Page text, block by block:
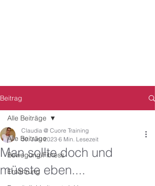
Beitrag
Alle Beiträge
Bewegung/Fitness
Ernährung
Alle Beiträge
Man sollte doch und
müsste eben....
Claudia @ Cuore Training
30. Juni 2023 6 Min. Lesezeit